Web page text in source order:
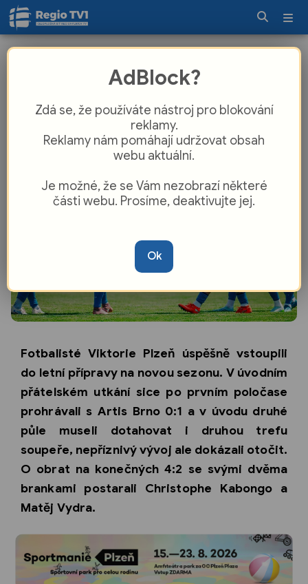
druholigový Artis zničili dvougóloví
Fotbalisté Viktorie Plzeň úspěšně vstoupili
do letní přípravy na novou sezonu. V úvodním
přátelském utkání sice po prvním poločase
prohrávali s Artis Brno 0:1 a v úvodu druhé
půle museli dotahovat i druhou trefu
soupeře, nepříznivý vývoj ale dokázali otočit.
O obrat na konečných 4:2 se svými dvěma
brankami postarali Christophe Kabongo a
Matěj Vydra.
AdBlock?
Zdá se, že používáte nástroj pro blokování
reklamy.
Reklamy nám pomáhají udržovat obsah
webu aktuální.
Je možné, že se Vám nezobrazí některé
části webu. Prosíme, deaktivujte jej.
Ok